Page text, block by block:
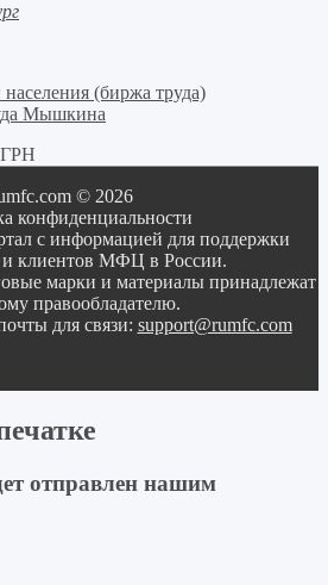
(биржа труда)
Мышкина
© 2026
конфиденциальности
с информацией для поддержки
и клиентов МФЦ в России.
марки и материалы принадлежат
правообладателю.
для связи: support@rumfc.com
отправлен нашим